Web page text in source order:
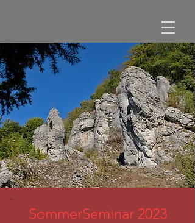
SommerSeminar 2023